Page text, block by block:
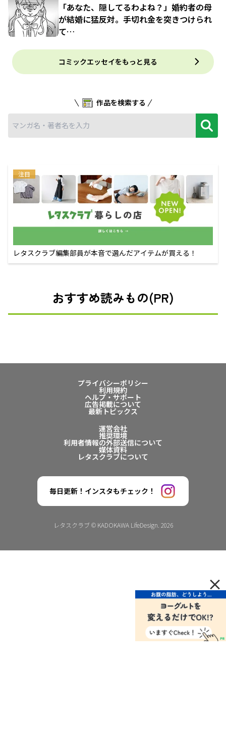
「あなた、隠してるわよね？」婚約者の母
が結婚に猛反対。手切れ金を突きつけられ
て…
コミックエッセイをもっと見る
作品を検索する
注目
レタスクラブ編集部員が本音で選んだアイテムが買える！
おすすめ読みもの(PR)
プライバシーポリシー
利用規約
ヘルプ・サポート
広告掲載について
最新トピックス
運営会社
推奨環境
利用者情報の外部送信について
媒体資料
レタスクラブについて
毎日更新！インスタもチェック！
レタスクラブ © KADOKAWA LifeDesign. 2026
×